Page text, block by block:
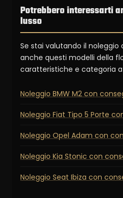
Potrebbero interessarti
lusso
Se stai valutando il noleggio
anche questi modelli della
caratteristiche e categoria
Noleggio BMW M2 con
Noleggio Fiat Tipo 5 Porte
Noleggio Opel Adam con
Noleggio Kia Stonic con
Noleggio Seat Ibiza con